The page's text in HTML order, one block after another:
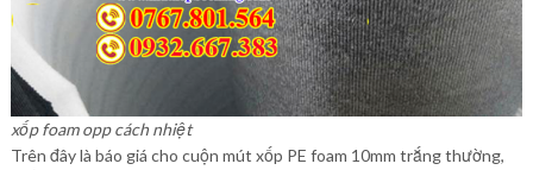
xốp foam opp cách nhiệt
Trên đây là báo giá cho cuộn mút xốp PE foam 10mm trắng thường,